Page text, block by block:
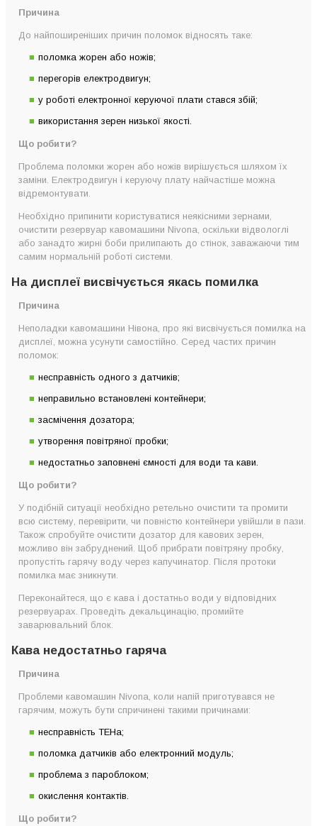
Причина
До найпоширеніших причин поломок відносять таке:
поломка жорен або ножів;
перегорів електродвигун;
у роботі електронної керуючої плати стався збій;
використання зерен низької якості.
Що робити?
Проблема поломки жорен або ножів вирішується шляхом їх
заміни. Електродвигун і керуючу плату найчастіше можна
відремонтувати.
Необхідно припинити користуватися неякісними зернами,
очистити резервуар кавомашини Nivona, оскільки відвологлі
або занадто жирні боби прилипають до стінок, заважаючи тим
самим нормальній роботі системи.
На дисплеї висвічується якась помилка
Причина
Неполадки кавомашини Нівона, про які висвічується помилка на
дисплеї, можна усунути самостійно. Серед частих причин
поломок:
несправність одного з датчиків;
неправильно встановлені контейнери;
засмічення дозатора;
утворення повітряної пробки;
недостатньо заповнені ємності для води та кави.
Що робити?
У подібній ситуації необхідно ретельно очистити та промити
всю систему, перевірити, чи повністю контейнери увійшли в пази.
Також спробуйте очистити дозатор для кавових зерен,
можливо він забруднений. Щоб прибрати повітряну пробку,
пропустіть гарячу воду через капучинатор. Після протоки
помилка має зникнути.
Переконайтеся, що є кава і достатньо води у відповідних
резервуарах. Проведіть декальцинацію, промийте
заварювальний блок.
Кава недостатньо гаряча
Причина
Проблеми кавомашин Nivona, коли напій приготувався не
гарячим, можуть бути спричинені такими причинами:
несправність ТЕНа;
поломка датчиків або електронний модуль;
проблема з пароблоком;
окислення контактів.
Що робити?